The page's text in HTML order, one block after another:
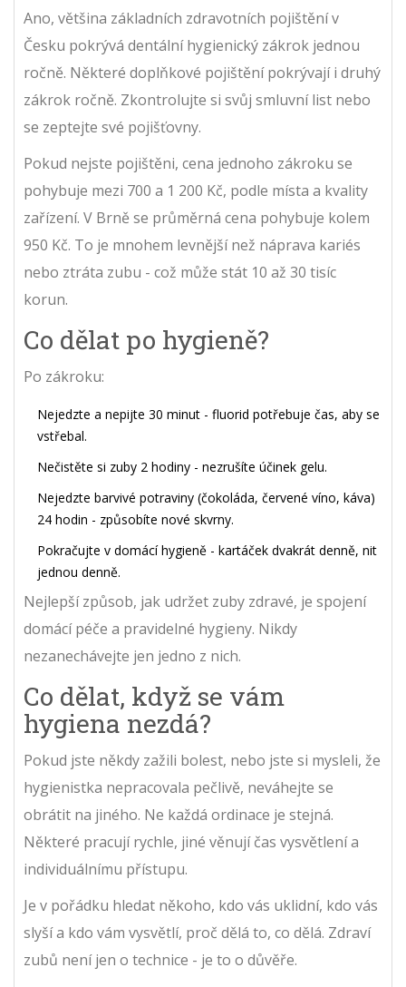
Ano, většina základních zdravotních pojištění v
Česku pokrývá dentální hygienický zákrok jednou
ročně. Některé doplňkové pojištění pokrývají i druhý
zákrok ročně. Zkontrolujte si svůj smluvní list nebo
se zeptejte své pojišťovny.
Pokud nejste pojištěni, cena jednoho zákroku se
pohybuje mezi 700 a 1 200 Kč, podle místa a kvality
zařízení. V Brně se průměrná cena pohybuje kolem
950 Kč. To je mnohem levnější než náprava kariés
nebo ztráta zubu - což může stát 10 až 30 tisíc
korun.
Co dělat po hygieně?
Po zákroku:
Nejedzte a nepijte 30 minut - fluorid potřebuje čas, aby se
vstřebal.
Nečistěte si zuby 2 hodiny - nezrušíte účinek gelu.
Nejedzte barvivé potraviny (čokoláda, červené víno, káva)
24 hodin - způsobíte nové skvrny.
Pokračujte v domácí hygieně - kartáček dvakrát denně, nit
jednou denně.
Nejlepší způsob, jak udržet zuby zdravé, je spojení
domácí péče a pravidelné hygieny. Nikdy
nezanechávejte jen jedno z nich.
Co dělat, když se vám
hygiena nezdá?
Pokud jste někdy zažili bolest, nebo jste si mysleli, že
hygienistka nepracovala pečlivě, neváhejte se
obrátit na jiného. Ne každá ordinace je stejná.
Některé pracují rychle, jiné věnují čas vysvětlení a
individuálnímu přístupu.
Je v pořádku hledat někoho, kdo vás uklidní, kdo vás
slyší a kdo vám vysvětlí, proč dělá to, co dělá. Zdraví
zubů není jen o technice - je to o důvěře.